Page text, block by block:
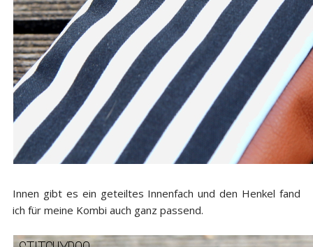
Innen gibt es ein geteiltes Innenfach und den Henkel fand
ich für meine Kombi auch ganz passend.